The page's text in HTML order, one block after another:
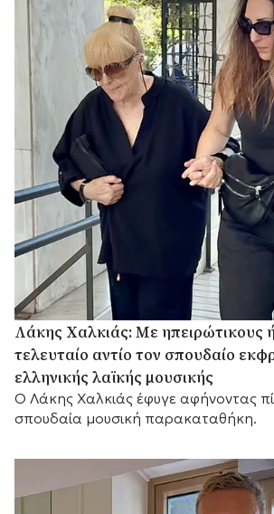
Λάκης Χαλκιάς: Με ηπειρώτικους
τελευταίο αντίο τον σπουδαίο
ελληνικής λαϊκής μουσικής
Ο Λάκης Χαλκιάς έφυγε αφήνοντας
σπουδαία μουσική παρακαταθήκη.